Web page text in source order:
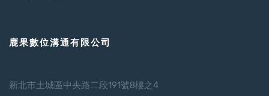
鹿果數位溝通有限公司
新北市土城區中央路二段191號8樓之4